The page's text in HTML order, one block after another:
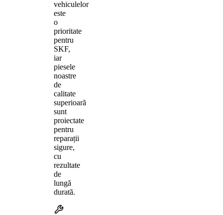
vehiculelor
este
o
prioritate
pentru
SKF,
iar
piesele
noastre
de
calitate
superioară
sunt
proiectate
pentru
reparații
sigure,
cu
rezultate
de
lungă
durată.